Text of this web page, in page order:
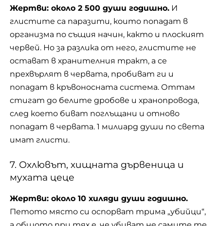
Жертви: около 2 500 души годишно. И
глистите са паразити, които попадат в
организма по същия начин, както и плоският
червей. Но за разлика от него, глистите не
остават в хранителния тракт, а се
прехвърлят в червата, пробиват ги и
попадат в кръвоносната система. Оттам
стигат до белите дробове и хранопровода,
след което биват поглъщани и отново
попадат в червата. 1 милиард души по света
имат глисти.
7. Охлювът, хищната дървеница и
мухата цеце
Жертви: около 10 хиляди души годишно.
Петото място си оспорват трима „убийци“,